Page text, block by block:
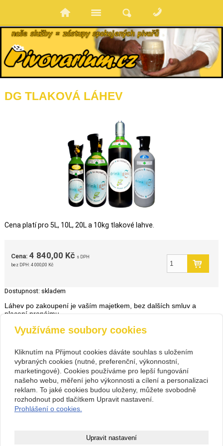
DG TLAKOVÁ LÁHEV
Cena platí pro 5L, 10L, 20L a 10kg tlakové lahve.
Cena: 4 840,00 Kč s DPH
bez DPH:4 000,00 Kč
Dostupnost: skladem
Láhev po zakoupení je vaším majetkem, bez dalších smluv a
placení pronájmu.
zpět
Kontakt
PIVOVARIUM.CZ s.r.o.
Na Cihlářce 2766/22 , Praha 5
14199572
CZ14199572
+420 734 846 489
+420 603 807 831
pivovarium@pivovarium.cz
Facebook
Využíváme soubory cookies
Kliknutím na Přijmout cookies dáváte souhlas s uložením
vybraných cookies (nutné, preferenční, výkonnostní,
marketingové). Cookies používáme pro lepší fungování
našeho webu, měření jeho výkonnosti a cílení a personalizaci
reklam. To jaké cookies budou uloženy, můžete svobodně
rozhodnout pod tlačítkem Upravit nastavení.
Prohlášení o cookies.
Upravit nastavení